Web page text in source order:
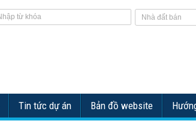
Nhà đất bán
Tin tức dự án Bản đồ website